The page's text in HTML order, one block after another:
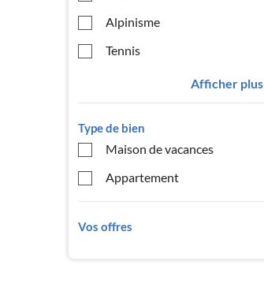
Alpinisme
Tennis
Afficher plus
Type de bien
Maison de vacances
Appartement
Vos offres